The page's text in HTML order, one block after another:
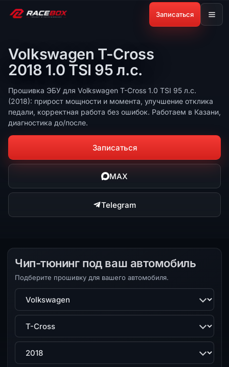
Записаться
Volkswagen T-Cross
2018 1.0 TSI 95 л.с.
Прошивка ЭБУ для Volkswagen T-Cross 1.0 TSI 95 л.с.
(2018): прирост мощности и момента, улучшение отклика
педали, корректная работа без ошибок. Работаем в Казани,
диагностика до/после.
Записаться
MAX
Telegram
Чип-тюнинг под ваш автомобиль
Подберите прошивку для вашего автомобиля.
Марка
Модель
Поколение